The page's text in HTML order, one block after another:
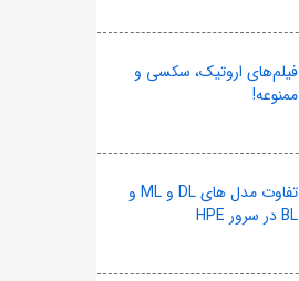
فیلم‌های اروتیک، سکسی و
ممنوعه!
تفاوت مدل های DL و ML و
BL در سرور HPE